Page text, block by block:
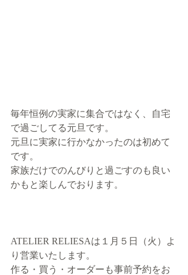
毎年恒例の実家に集合ではなく、自宅
で過ごしてる元旦です。
元旦に実家に行かなかったのは初めて
です。
家族だけでのんびりと過ごすのも良い
かもと楽しんでおります。
ATELIER RELIESAは１月５日（火）よ
り営業いたします。
作る・買う・オーダーも事前予約をお